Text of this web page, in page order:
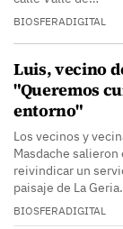
BIOSFERADIGITAL
Luis, vecino
"Queremos
entorno"
Los vecinos y
Masdache salieron
reivindicar un
paisaje de La
BIOSFERADIGITAL